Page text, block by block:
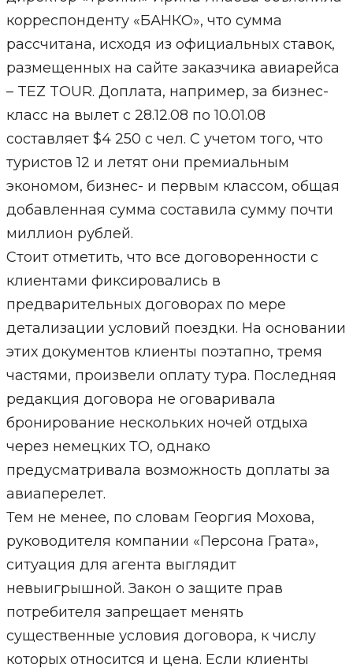
корреспонденту «БАНКО», что сумма
рассчитана, исходя из официальных ставок,
размещенных на сайте заказчика авиарейса
– TEZ TOUR. Доплата, например, за бизнес-
класс на вылет с 28.12.08 по 10.01.08
составляет $4 250 с чел. С учетом того, что
туристов 12 и летят они премиальным
экономом, бизнес- и первым классом, общая
добавленная сумма составила сумму почти
миллион рублей.
Стоит отметить, что все договоренности с
клиентами фиксировались в
предварительных договорах по мере
детализации условий поездки. На основании
этих документов клиенты поэтапно, тремя
частями, произвели оплату тура. Последняя
редакция договора не оговаривала
бронирование нескольких ночей отдыха
через немецких ТО, однако
предусматривала возможность доплаты за
авиаперелет.
Тем не менее, по словам Георгия Мохова,
руководителя компании «Персона Грата»,
ситуация для агента выглядит
невыигрышной. Закон о защите прав
потребителя запрещает менять
существенные условия договора, к числу
которых относится и цена. Если клиенты